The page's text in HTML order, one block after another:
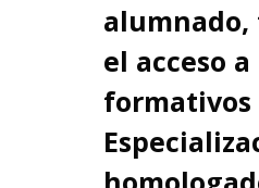
el acceso
formativos